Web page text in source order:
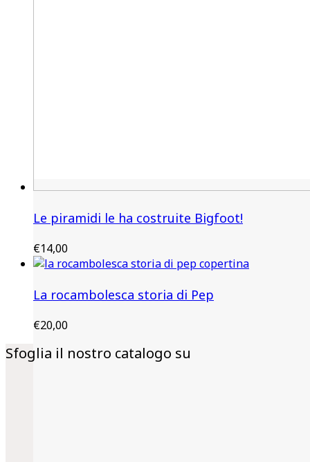
Le piramidi le ha costruite Bigfoot!
€14,00
La rocambolesca storia di Pep
€20,00
Sfoglia il nostro catalogo su